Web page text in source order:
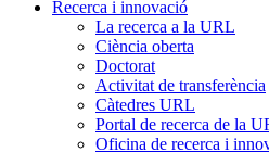
Recerca i innovació
La recerca a la URL
Ciència oberta
Doctorat
Activitat de transferència
Càtedres URL
Portal de recerca de la
Oficina de recerca i